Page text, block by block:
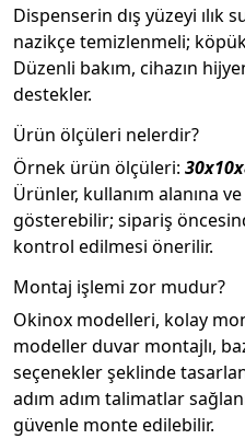
Dispenserin dış yüzeyi ılık
nazikçe temizlenmeli;
Düzenli bakım, cihazın
destekler.
Ürün ölçüleri nelerdir?
Örnek ürün ölçüleri:
Ürünler, kullanım alanına
gösterebilir; sipariş
kontrol edilmesi önerilir.
Montaj işlemi zor mudur?
Okinox modelleri, kolay
modeller duvar montajlı,
seçenekler şeklinde
adım adım talimatlar
güvenle monte edilebilir.